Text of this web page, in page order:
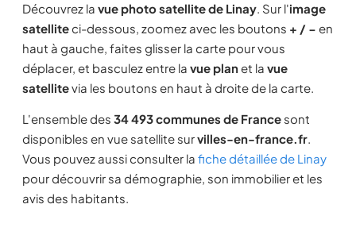
Découvrez la vue photo satellite de Linay. Sur l'image
satelliteci-dessous, zoomez avec les boutons + / − en
haut à gauche, faites glisser la carte pour vous
déplacer, et basculez entre la vue planet la vue
satellitevia les boutons en haut à droite de la carte.
L'ensemble des 34 493 communes de France sont
disponibles en vue satellite survilles-en-france.fr.
Vous pouvez aussi consulter la fiche détaillée de Linay
pour découvrir sa démographie, son immobilier et les
avis des habitants.